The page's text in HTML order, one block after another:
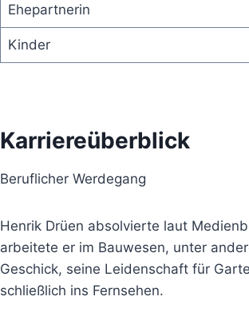
Ehepartnerin
Kinder
Karriereüberblick
Beruflicher Werdegang
Henrik Drüen absolvierte laut
arbeitete er im Bauwesen, unter
Geschick, seine Leidenschaft für
schließlich ins Fernsehen.